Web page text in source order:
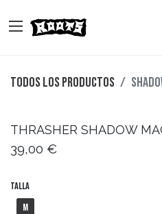
Todos los productos
THRASHER SHADOW
39,00 €
Talla
M